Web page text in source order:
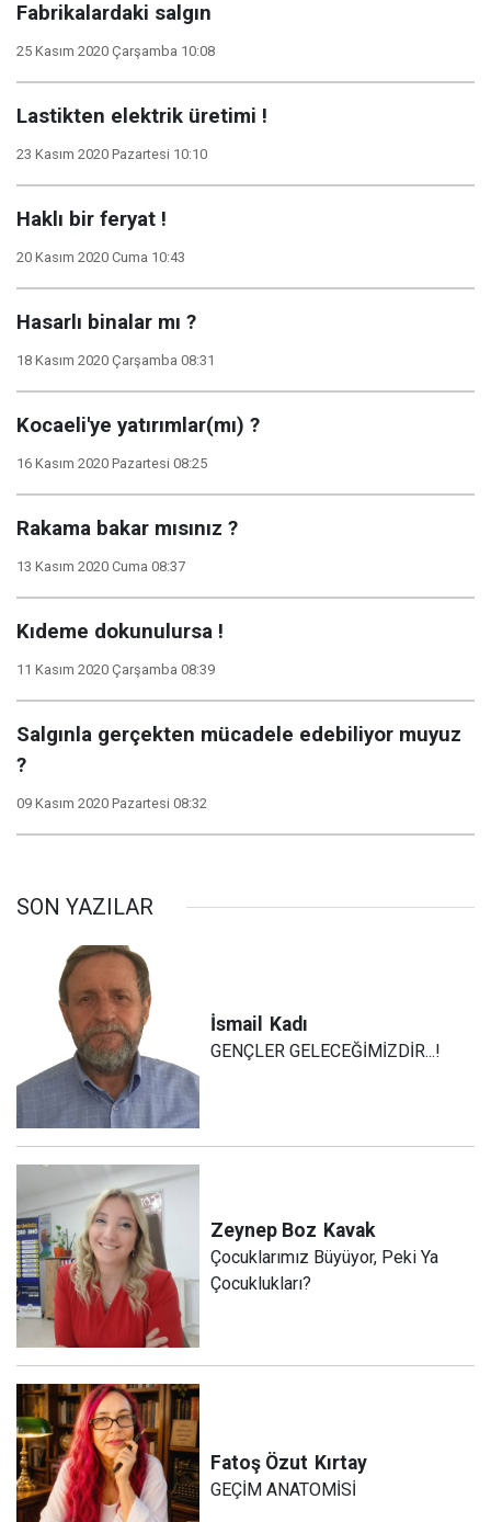
Fabrikalardaki salgın
25 Kasım 2020 Çarşamba 10:08
Lastikten elektrik üretimi !
23 Kasım 2020 Pazartesi 10:10
Haklı bir feryat !
20 Kasım 2020 Cuma 10:43
Hasarlı binalar mı ?
18 Kasım 2020 Çarşamba 08:31
Kocaeli'ye yatırımlar(mı) ?
16 Kasım 2020 Pazartesi 08:25
Rakama bakar mısınız ?
13 Kasım 2020 Cuma 08:37
Kıdeme dokunulursa !
11 Kasım 2020 Çarşamba 08:39
Salgınla gerçekten mücadele edebiliyor muyuz
?
09 Kasım 2020 Pazartesi 08:32
SON YAZILAR
İsmail Kadı
GENÇLER GELECEĞİMİZDİR...!
Zeynep Boz Kavak
Çocuklarımız Büyüyor, Peki Ya
Çocuklukları?
Fatoş Özut Kırtay
GEÇİM ANATOMİSİ